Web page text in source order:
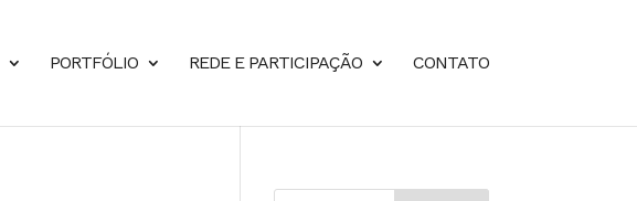
PORTFÓLIO REDE E PARTICIPAÇÃO CONTATO